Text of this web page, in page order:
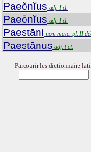
Paeŏnĭus adj. I cl.
Paeōnĭus adj. I cl.
Paestāni nom masc. pl. II
Paestānus adj. I cl.
Parcourir les dictionnaire